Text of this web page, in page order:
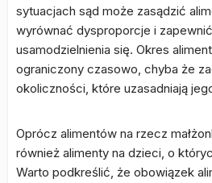
sytuacjach sąd może zasądzić
wyrównać dysproporcje i
usamodzielnienia się. Okres
ograniczony czasowo, chyba że
okoliczności, które uzasadniają
Oprócz alimentów na rzecz
również alimenty na dzieci, o
Warto podkreślić, że obowiązek